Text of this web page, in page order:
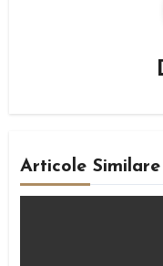
Articole Similare